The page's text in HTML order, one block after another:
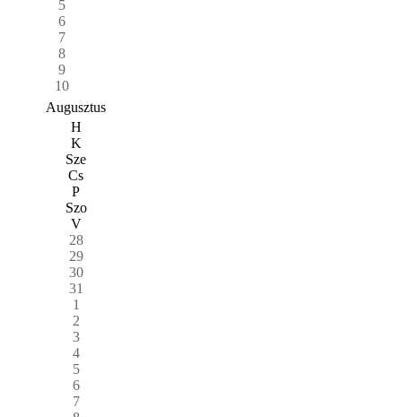
5
6
7
8
9
10
Augusztus
H
K
Sze
Cs
P
Szo
V
28
29
30
31
1
2
3
4
5
6
7